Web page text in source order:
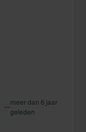
—meer dan 6 jaar
geleden